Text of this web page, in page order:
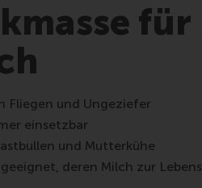
Fliegen und Ungeziefer
einsetzbar
und Mutterkühe
deren Milch zur